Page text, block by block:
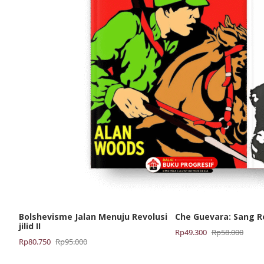
Bolshevisme Jalan Menuju Revolusi
jilid II
Rp95.000
Harga
Rp80.750
Harga
Che Guevara: Sang
Rp58.000
Harga
Rp49.300
Harga